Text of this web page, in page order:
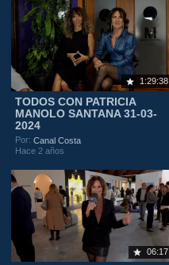
1:29:38
TODOS CON PATRICIA
MANOLO SANTANA 31-03-
2024
Por:Canal Costa
Hace 2 años
06:17